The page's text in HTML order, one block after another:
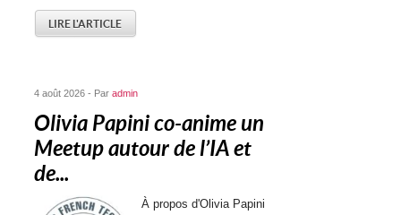
LIRE L'ARTICLE
4 août 2026 - Paradmin
Olivia Papini co-anime un
Meetup autour de l’IA et
de...
À propos d'Olivia Papini